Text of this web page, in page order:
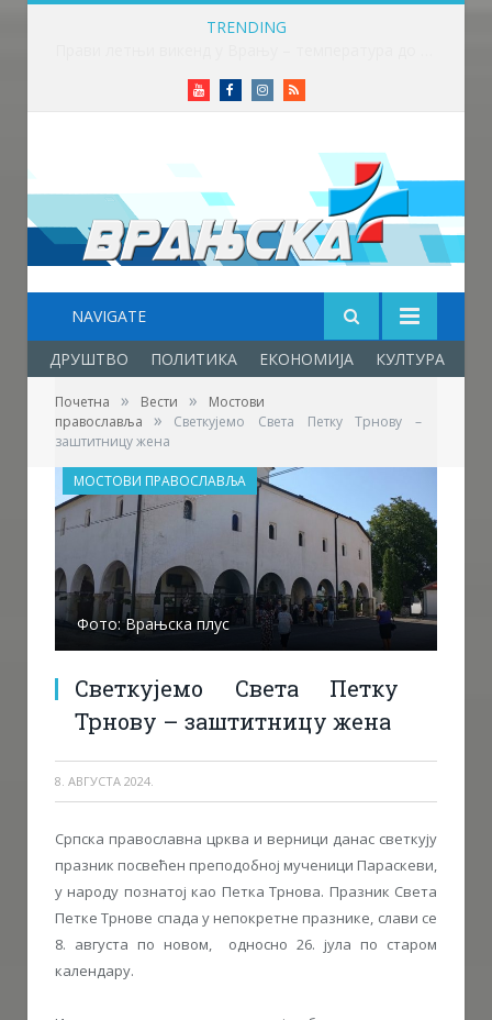
TRENDING
YoutubeFacebookInstagram
RSS
NAVIGATE
ДРУШТВО ПОЛИТИКА ЕКОНОМИЈА КУЛТУРА
Почетна » Вести »
Мостови
православља
»
Светкујемо Света Петку Трнову –
заштитницу жена
Фото: Врањска плус
Светкујемо Света Петку
Трнову – заштитницу жена
8. АВГУСТА 2024.
МОСТОВИ ПРАВОСЛАВЉА
Српска православна црква и верници данас светкују
празник посвећен преподобној мученици Параскеви,
у народу познатој као Петка Трнова. Празник Света
Петке Трнове спада у непокретне празнике, слави се
8. августа по новом, односно 26. јула по старом
календару.